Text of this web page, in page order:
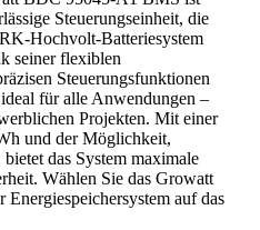
Steuerungseinheit, die
Hochvolt-Batteriesystem
seiner flexiblen
Steuerungsfunktionen
für alle Anwendungen –
Projekten. Mit einer
und der Möglichkeit,
das System maximale
Wählen Sie das Growatt
auf das